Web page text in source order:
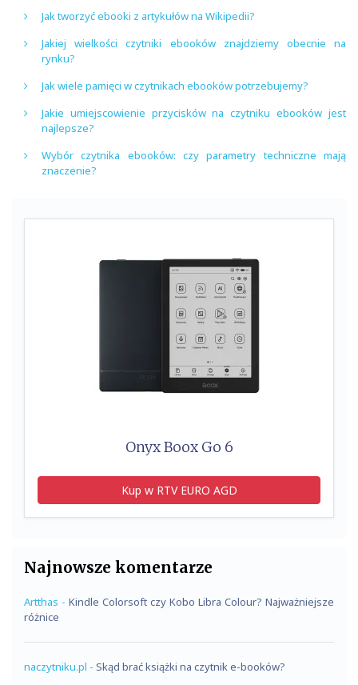
Jak tworzyć ebooki z artykułów na Wikipedii?
Jakiej wielkości czytniki ebooków znajdziemy obecnie na
rynku?
Jak wiele pamięci w czytnikach ebooków potrzebujemy?
Jakie umiejscowienie przycisków na czytniku ebooków jest
najlepsze?
Wybór czytnika ebooków: czy parametry techniczne mają
znaczenie?
Onyx Boox Go 6
Kup w RTV EURO AGD
Najnowsze komentarze
Artthas - Kindle Colorsoft czy Kobo Libra Colour? Najważniejsze
różnice
naczytniku.pl - Skąd brać książki na czytnik e-booków?